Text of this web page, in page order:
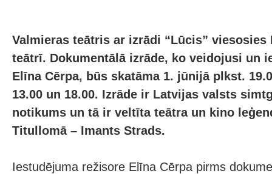
Valmieras teātris ar izrādi “Lūcis” viesosies
teātrī. Dokumentālā izrāde, ko veidojusi un
Elīna Cērpa, būs skatāma 1. jūnijā plkst.
13.00 un 18.00. Izrāde ir Latvijas valsts
notikums un tā ir veltīta teātra un kino
Titullomā – Imants Strads.
Iestudējuma režisore Elīna Cērpa pirms